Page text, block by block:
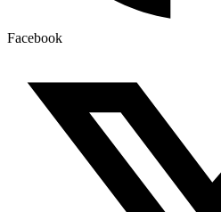
Facebook